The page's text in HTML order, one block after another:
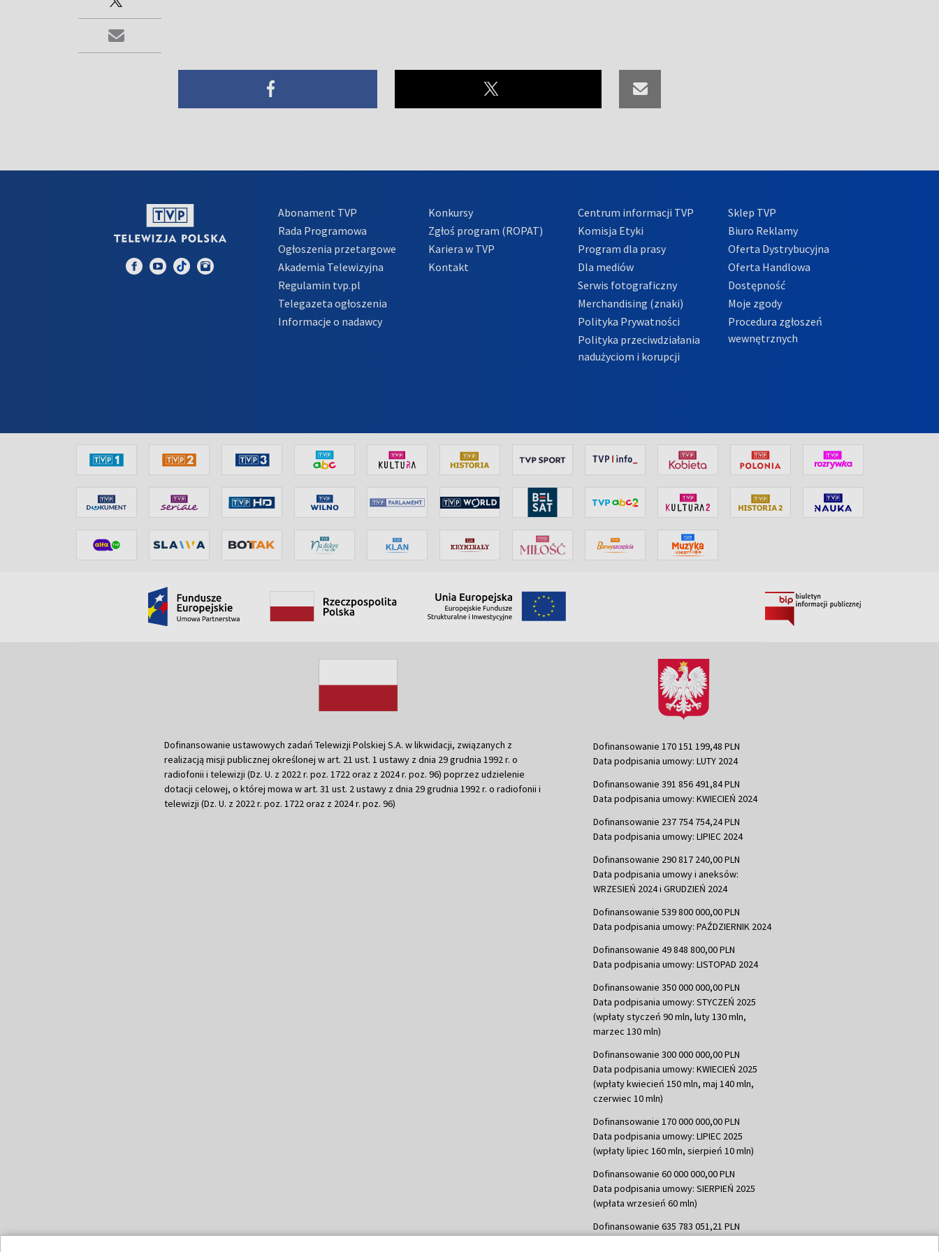
Abonament TVP
Rada Programowa
Ogłoszenia przetargowe
Akademia Telewizyjna
Regulamin tvp.pl
Telegazeta ogłoszenia
Informacje o nadawcy
Konkursy
Zgłoś program (ROPAT)
Kariera w TVP
Kontakt
Centrum informacji TVP
Komisja Etyki
Program dla prasy
Dla mediów
Serwis fotograficzny
Merchandising (znaki)
Polityka Prywatności
Polityka przeciwdziałania
nadużyciom i korupcji
Sklep TVP
Biuro Reklamy
Oferta Dystrybucyjna
Oferta Handlowa
Dostępność
Moje zgody
Procedura zgłoszeń
wewnętrznych
Dofinansowanie ustawowych zadań Telewizji Polskiej S.A. w likwidacji, związanych z
realizacją misji publicznej określonej w art. 21 ust. 1 ustawy z dnia 29 grudnia 1992 r. o
radiofonii i telewizji (Dz. U. z 2022 r. poz. 1722 oraz z 2024 r. poz. 96) poprzez udzielenie
dotacji celowej, o której mowa w art. 31 ust. 2 ustawy z dnia 29 grudnia 1992 r. o radiofonii i
telewizji (Dz. U. z 2022 r. poz. 1722 oraz z 2024 r. poz. 96)
Dofinansowanie 170 151 199,48 PLN
Data podpisania umowy: LUTY 2024
Dofinansowanie 391 856 491,84 PLN
Data podpisania umowy: KWIECIEŃ 2024
Dofinansowanie 237 754 754,24 PLN
Data podpisania umowy: LIPIEC 2024
Dofinansowanie 290 817 240,00 PLN
Data podpisania umowy i aneksów:
WRZESIEŃ 2024 i GRUDZIEŃ 2024
Dofinansowanie 539 800 000,00 PLN
Data podpisania umowy: PAŹDZIERNIK 2024
Dofinansowanie 49 848 800,00 PLN
Data podpisania umowy: LISTOPAD 2024
Dofinansowanie 350 000 000,00 PLN
Data podpisania umowy: STYCZEŃ 2025
(wpłaty styczeń 90 mln, luty 130 mln,
marzec 130 mln)
Dofinansowanie 300 000 000,00 PLN
Data podpisania umowy: KWIECIEŃ 2025
(wpłaty kwiecień 150 mln, maj 140 mln,
czerwiec 10 mln)
Dofinansowanie 170 000 000,00 PLN
Data podpisania umowy: LIPIEC 2025
(wpłaty lipiec 160 mln, sierpień 10 mln)
Dofinansowanie 60 000 000,00 PLN
Data podpisania umowy: SIERPIEŃ 2025
(wpłata wrzesień 60 mln)
Dofinansowanie 635 783 051,21 PLN